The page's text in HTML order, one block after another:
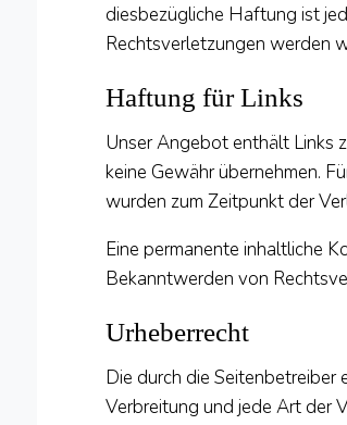
diesbezügliche Haftung ist
Rechtsverletzungen werden
Haftung für Links
Unser Angebot enthält Links
keine Gewähr übernehmen.
wurden zum Zeitpunkt der
Eine permanente inhaltliche
Bekanntwerden von
Urheberrecht
Die durch die
Verbreitung und jede Art der